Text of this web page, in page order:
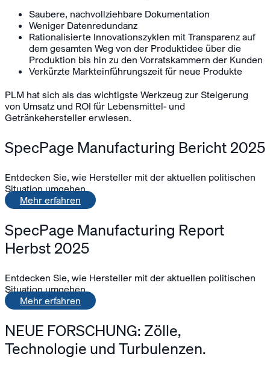
Saubere, nachvollziehbare Dokumentation
Weniger Datenredundanz
Rationalisierte Innovationszyklen mit Transparenz auf
dem gesamten Weg von der Produktidee über die
Produktion bis hin zu den Vorratskammern der Kunden
Verkürzte Markteinführungszeit für neue Produkte
PLM hat sich als das wichtigste Werkzeug zur Steigerung
von Umsatz und ROI für Lebensmittel- und
Getränkehersteller erwiesen.
SpecPage Manufacturing Bericht 2025
Entdecken Sie, wie Hersteller mit der aktuellen politischen
Situation umgehen
Mehr erfahren
SpecPage Manufacturing Report
Herbst 2025
Entdecken Sie, wie Hersteller mit der aktuellen politischen
Situation umgehen
Mehr erfahren
NEUE FORSCHUNG: Zölle,
Technologie und Turbulenzen.